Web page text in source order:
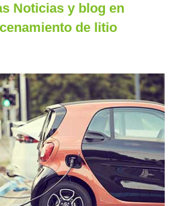
Noticias y blog en
de litio